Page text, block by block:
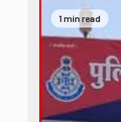
1 min read